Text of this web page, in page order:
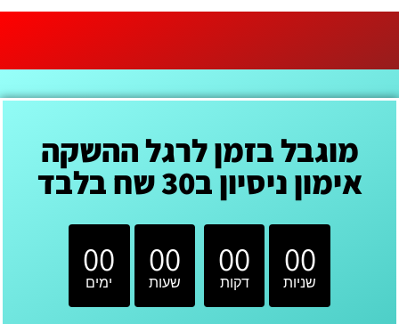
מוגבל בזמן לרגל ההשקה
אימון ניסיון ב30 שח בלבד
00
ימים
00
שעות
00
דקות
00
שניות